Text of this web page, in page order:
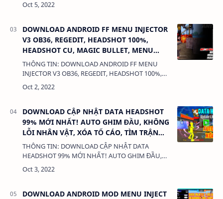
APP!! DUNG LƯỢNG: 1MB LINK: (adsbygoogle =
DOWNLOAD ANDROID FF MENU INJECTOR
V3 OB36, REGEDIT, HEADSHOT 100%,
HEADSHOT CU, MAGIC BULLET, MENU
NHẠC, FIX BAN ID, ANTIBAN
THÔNG TIN: DOWNLOAD ANDROID FF MENU
INJECTOR V3 OB36, REGEDIT, HEADSHOT 100%,
HEADSHOT CU, MAGIC BULLET, MENU NHẠC, FIX
DOWNLOAD CẬP NHẬT DATA HEADSHOT
99% MỚI NHẤT! AUTO GHIM ĐẦU, KHÔNG
LỖI NHÂN VẬT, XÓA TỐ CÁO, TÌM TRẬN
NHANH
THÔNG TIN: DOWNLOAD CẬP NHẬT DATA
HEADSHOT 99% MỚI NHẤT! AUTO GHIM ĐẦU,
KHÔNG LỖI NHÂN VẬT, XÓA TỐ CÁO, TÌM TRẬN
NHANH DUNG LƯỢNG: 1MB LINK: (adsbygoogle
DOWNLOAD ANDROID MOD MENU INJECT